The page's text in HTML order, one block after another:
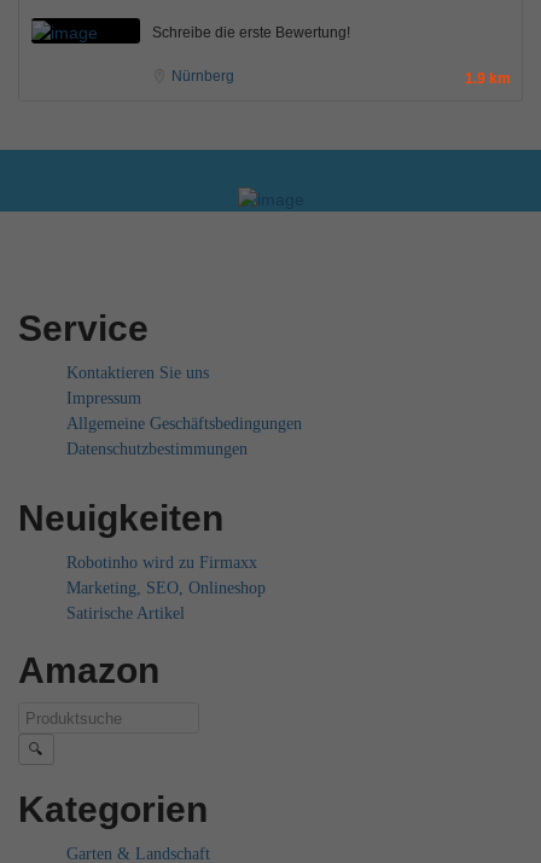
Schreibe die erste Bewertung!
Nürnberg 1.9 km
Service
Kontaktieren Sie uns
Impressum
Allgemeine Geschäftsbedingungen
Datenschutzbestimmungen
Neuigkeiten
Robotinho wird zu Firmaxx
Marketing, SEO, Onlineshop
Satirische Artikel
Amazon
🔍
Kategorien
Garten & Landschaft